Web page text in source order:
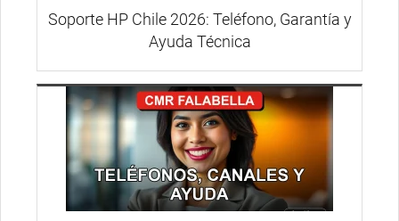
Soporte HP Chile 2026: Teléfono, Garantía y
Ayuda Técnica